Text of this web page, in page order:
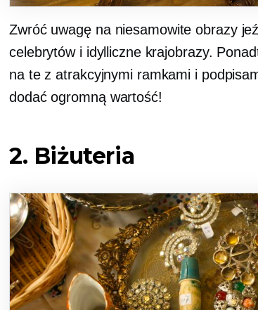
Zwróć uwagę na niesamowite obrazy
celebrytów i idylliczne krajobrazy.
na te z atrakcyjnymi ramkami i
dodać ogromną wartość!
2. Biżuteria